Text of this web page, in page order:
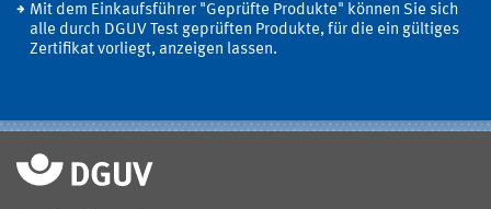
Mit dem Einkaufsführer "Geprüfte Produkte" können Sie sich
alle durch DGUV Test geprüften Produkte, für die ein gültiges
Zertifikat vorliegt, anzeigen lassen.